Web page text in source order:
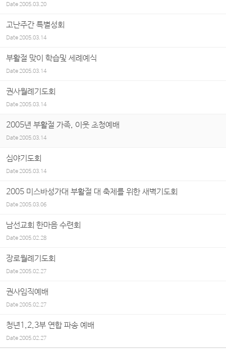
Date2005.03.20
고난주간 특별성회
Date2005.03.14
부활절 맞이 학습및 세례예식
Date2005.03.14
권사월례기도회
Date2005.03.14
2005년 부활절 가족, 이웃 초청예배
Date 2005.03.14
심야기도회
Date2005.03.14
2005 미스바성가대 부활절 대 축제를 위한 새벽기도회
Date2005.03.06
남선교회 한마음 수련회
Date2005.02.28
장로월례기도회
Date2005.02.27
권사임직예배
Date2005.02.27
청년1,2,3부 연합 파송 예배
Date2005.02.27